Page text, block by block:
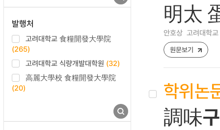
발행처
고려대학교 食糧開發大學院
(265)
고려대학교 식량개발대학원 (32)
高麗大學校 食糧開發大學院
(20)
明太
안호상 고려대학
원문보기
학위논
調味